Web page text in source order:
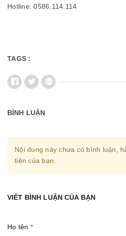
Hotline: 0586.114.114
TAGS :
BÌNH LUẬN
Nội dung này chưa có bình luận,
tiên của bạn.
VIẾT BÌNH LUẬN CỦA BẠN
Họ tên *